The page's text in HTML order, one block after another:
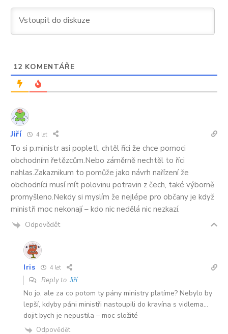
12 KOMENTÁŘE
Jiří 4 let
To si p.ministr asi popletl, chtěl říci že chce pomoci
obchodním řetězcům.Nebo záměrně nechtěl to říci
nahlas.Zakaznikum to pomůže jako návrh nařízení že
obchodníci musí mít polovinu potravin z čech, také výborně
promyšleno.Nekdy si myslím že nejlépe pro občany je když
ministři moc nekonají – kdo nic nedělá nic nezkazí.
Odpovědět
Iris 4 let
Reply toJiří
No jo, ale za co potom ty pány ministry platíme? Nebylo by
lepší, kdyby páni ministři nastoupili do kravína s vidlema…
dojit bych je nepustila – moc složité
Odpovědět